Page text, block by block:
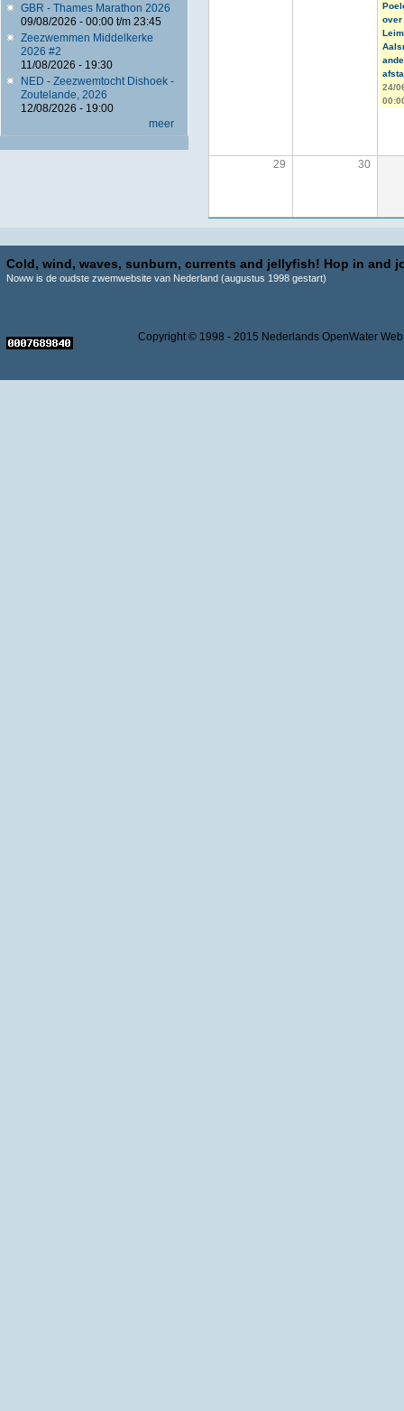
GBR - Thames Marathon 2026
09/08/2026 - 00:00t/m 23:45
Zeezwemmen Middelkerke
2026 #2
11/08/2026 - 19:30
NED - Zeezwemtocht Dishoek -
Zoutelande, 2026
12/08/2026 - 19:00
meer
over
24/
29 30
Cold, wind, waves, sunburn, currents and jellyfish! Hop in and
Noww is de oudste zwemwebsite van Nederland (augustus 1998 gestart)
Copyright © 1998 - 2015 Nederlands OpenWater